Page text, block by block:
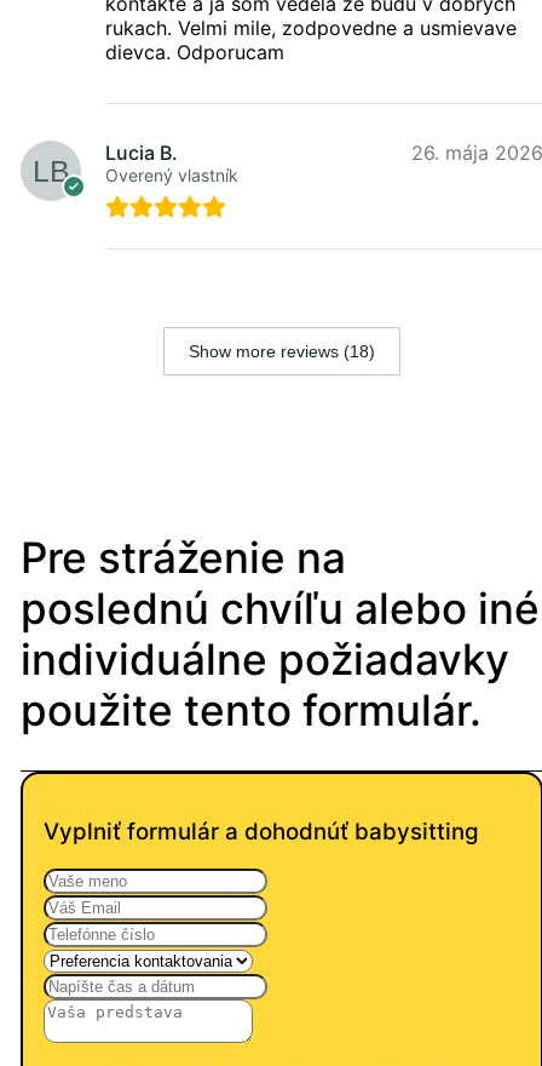
rukach. Velmi mile, zodpovedne a usmievave
dievca. Odporucam
Lucia B.
Overený vlastník
26. mája 2026
Show more reviews (18)
Pre stráženie na
poslednú chvíľu alebo iné
individuálne požiadavky
použite tento formulár.
Vyplniť formulár a dohodnúť babysitting